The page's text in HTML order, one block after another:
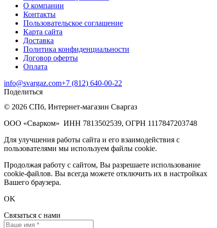
О компании
Контакты
Пользовательское соглашение
Карта сайта
Доставка
Политика конфиденциальности
Договор оферты
Оплата
info@svargaz.com+7 (812) 640‑00‑22
Поделиться
© 2026 СПб, Интернет-магазин Сваргаз
ООО «Сварком» ИНН 7813502539, ОГРН 1117847203748
Для улучшения работы сайта и его взаимодействия с
пользователями мы используем файлы cookie.
Продолжая работу с сайтом, Вы разрешаете использование
cookie-файлов. Вы всегда можете отключить их в настройках
Вашего браузера.
OK
Связаться с нами